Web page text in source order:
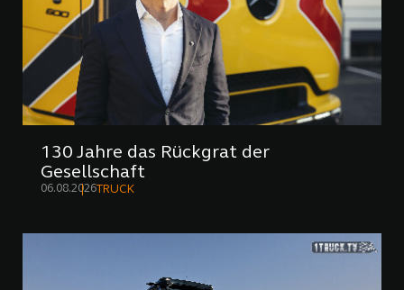
130 Jahre das Rückgrat der
Gesellschaft
06.08.2026 TRUCK